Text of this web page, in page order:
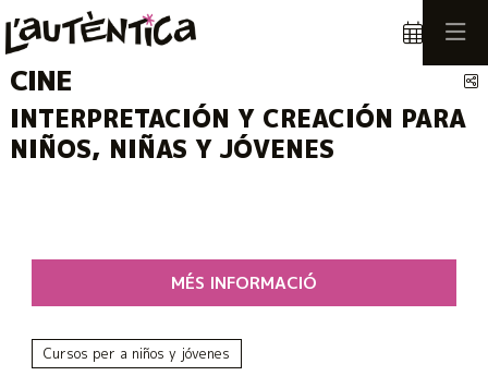
CINE
INTERPRETACIÓN Y CREACIÓN PARA
NIÑOS, NIÑAS Y JÓVENES
MÉS INFORMACIÓ
Cursos per a niños y jóvenes